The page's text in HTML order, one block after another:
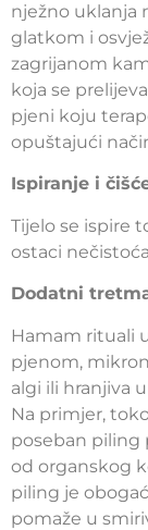
nježno uklanja
glatkom i
zagrijanom
koja se
pjeni koju
opuštajući
Ispiranje i
Tijelo se ispire
ostaci
Dodatni
Hamam rituali
pjenom,
algi ili hranjiva
Na primjer,
poseban piling
od organskog
piling je
pomaže u